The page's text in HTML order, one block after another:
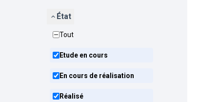
État
Tout
Etude en cours
En cours de réalisation
Réalisé